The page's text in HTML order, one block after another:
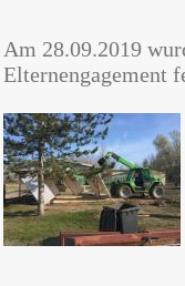
Am 28.09.2019
Elternengagement